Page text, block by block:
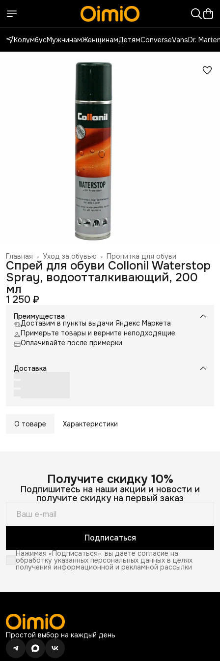
КолумбусМужчинамЖенщинамДетямConverseVansDr.
Пропитка для обуви
Уход за обувью ›
Главная ›
Спрей для обуви Collonil Waterstop
Spray, водоотталкивающий, 200
мл
1 250 ₽
Преимущества
Доставим в пункты выдачи Яндекс Маркета
Примерьте товары и верните неподходящие
Оплачивайте после примерки
Доставка
О товаре Характеристики
Получите скидку 10%
Подпишитесь на наши акции и новости и
получите скидку на первый заказ
Подписаться
Нажимая «Подписаться», вы даете согласие на
обработку указанных персональных данных в целях
получения информационной и рекламной рассылки
Простой выбор на каждый день